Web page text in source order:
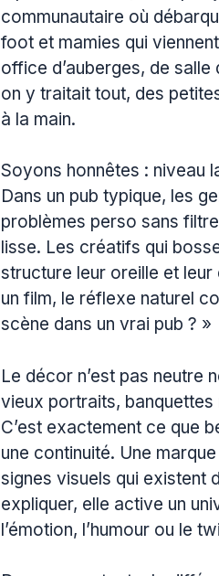
communautaire où
foot et mamies qui
office d’auberges, de
on y traitait tout, des
à la main.
Soyons honnêtes : niveau
Dans un pub typique, les
problèmes perso sans
lisse. Les créatifs qui
structure leur oreille et leur
un film, le réflexe naturel
scène dans un vrai pub ? »
Le décor n’est pas neutre
vieux portraits,
C’est exactement ce que
une continuité. Une
signes visuels qui existent
expliquer, elle active un
l’émotion, l’humour ou le